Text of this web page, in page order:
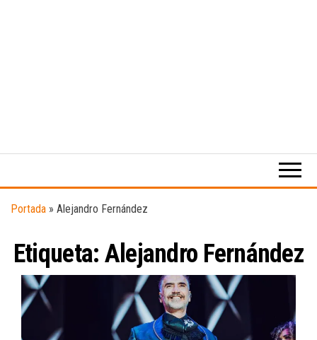
digital
música.
Portada » Alejandro Fernández
Etiqueta: Alejandro Fernández